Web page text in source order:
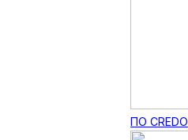
ПО CREDO